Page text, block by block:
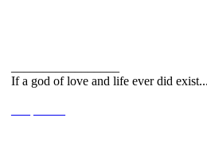
If a god of love and life ever did